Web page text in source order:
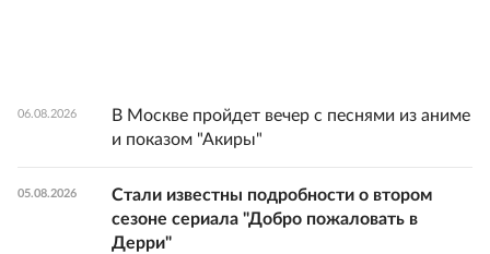
06.08.2026
В Москве пройдет вечер с песнями из аниме
и показом "Акиры"
05.08.2026
Стали известны подробности о втором
сезоне сериала "Добро пожаловать в
Дерри"